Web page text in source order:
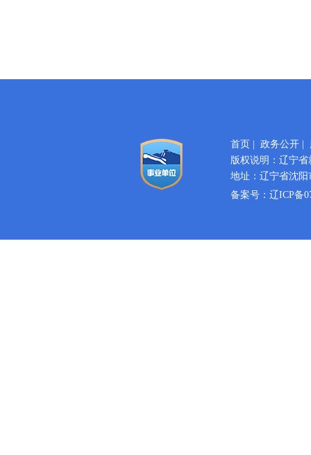
首页 政务公开|
版权说明：辽宁
地址：辽宁省沈
备案号： 辽ICP备